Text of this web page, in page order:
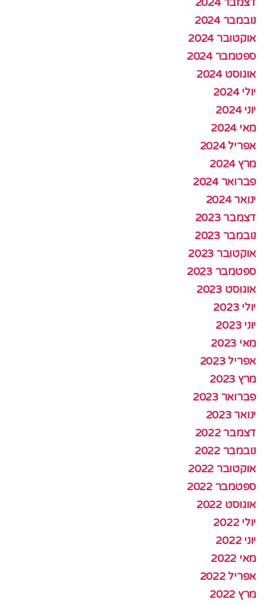
נובמבר 2024
אוקטובר 2024
ספטמבר 2024
אוגוסט 2024
יולי 2024
יוני 2024
מאי 2024
אפריל 2024
מרץ 2024
פברואר 2024
ינואר 2024
דצמבר 2023
נובמבר 2023
אוקטובר 2023
ספטמבר 2023
אוגוסט 2023
יולי 2023
יוני 2023
מאי 2023
אפריל 2023
מרץ 2023
פברואר 2023
ינואר 2023
דצמבר 2022
נובמבר 2022
אוקטובר 2022
ספטמבר 2022
אוגוסט 2022
יולי 2022
יוני 2022
מאי 2022
אפריל 2022
מרץ 2022